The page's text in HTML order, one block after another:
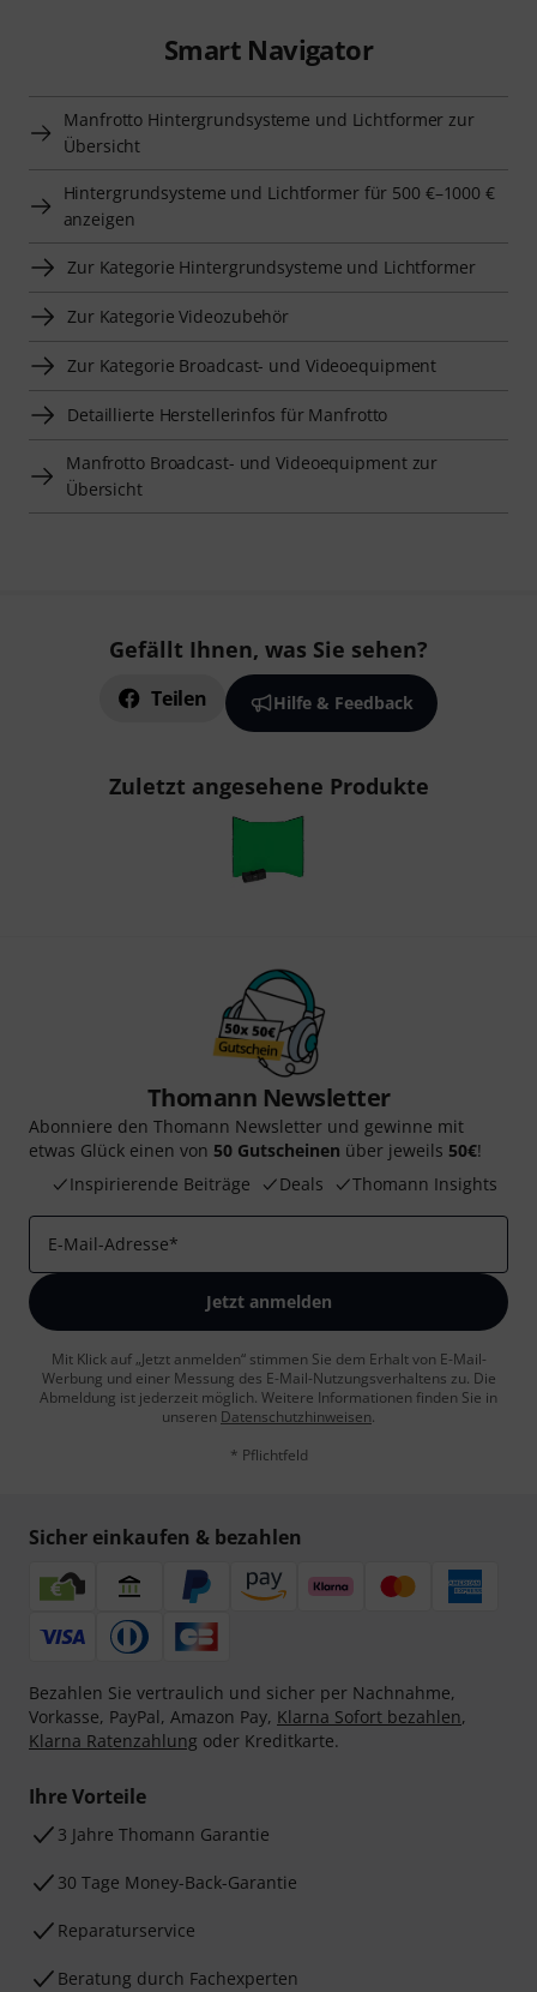
Smart Navigator
Manfrotto Hintergrundsysteme und Lichtformer zur
Übersicht
Hintergrundsysteme und Lichtformer für 500 €–1000 €
anzeigen
Zur Kategorie Hintergrundsysteme und Lichtformer
Zur Kategorie Videozubehör
Zur Kategorie Broadcast- und Videoequipment
Detaillierte Herstellerinfos für Manfrotto
Manfrotto Broadcast- und Videoequipment zur
Übersicht
Gefällt Ihnen, was Sie sehen?
Teilen Hilfe & Feedback
Zuletzt angesehene Produkte
Thomann Newsletter
Abonniere den Thomann Newsletter und gewinne mit
etwas Glück einen von 50 Gutscheinen über jeweils 50€!
Inspirierende Beiträge
Deals Thomann Insights
E-Mail-Adresse*
Jetzt anmelden
Mit Klick auf „Jetzt anmelden“ stimmen Sie dem Erhalt von E-Mail-
Werbung und einer Messung des E-Mail-Nutzungsverhaltens zu. Die
Abmeldung ist jederzeit möglich. Weitere Informationen finden Sie in
unseren Datenschutzhinweisen.
* Pflichtfeld
Sicher einkaufen & bezahlen
Bezahlen Sie vertraulich und sicher per Nachnahme,
Vorkasse, PayPal, Amazon Pay, Klarna Sofort bezahlen,
Klarna Ratenzahlung oder Kreditkarte.
Ihre Vorteile
3 Jahre Thomann Garantie
30 Tage Money-Back-Garantie
Reparaturservice
Beratung durch Fachexperten